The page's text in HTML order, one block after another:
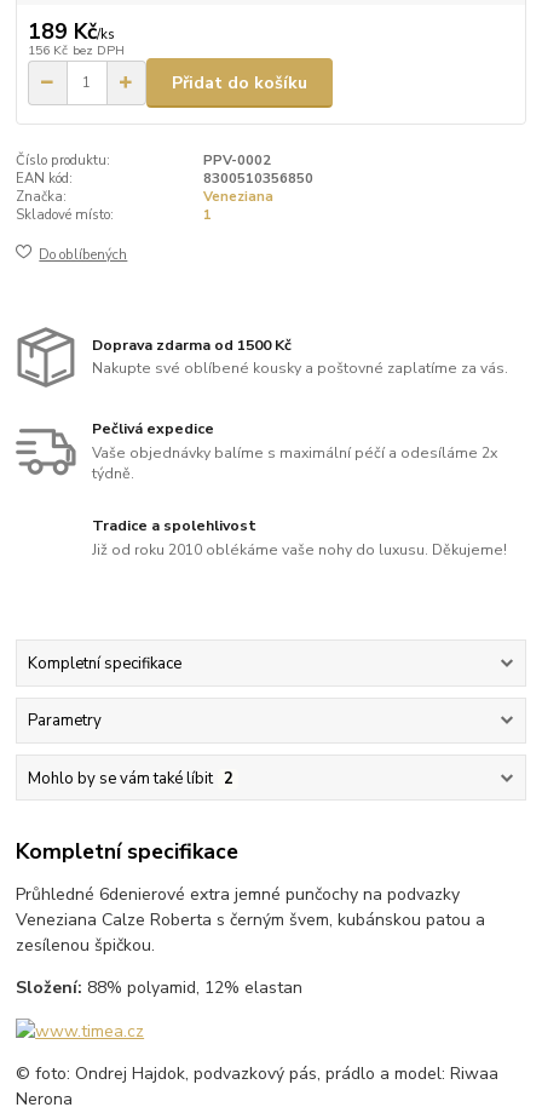
189 Kč/ks
156 Kč bez DPH
Přidat do košíku
Číslo produktu:
PPV-0002
EAN kód:
8300510356850
Značka:
Veneziana
Skladové místo:
1
Do oblíbených
Doprava zdarma od 1500 Kč
Nakupte své oblíbené kousky a poštovné zaplatíme za vás.
Pečlivá expedice
Vaše objednávky balíme s maximální péčí a odesíláme 2x
týdně.
Tradice a spolehlivost
Již od roku 2010 oblékáme vaše nohy do luxusu. Děkujeme!
Kompletní specifikace
Parametry
Mohlo by se vám také líbit 2
Kompletní specifikace
Průhledné 6denierové extra jemné punčochy na podvazky
Veneziana Calze Roberta s černým švem, kubánskou patou a
zesílenou špičkou.
Složení: 88% polyamid, 12% elastan
© foto: Ondrej Hajdok, podvazkový pás, prádlo a model: Riwaa
Nerona